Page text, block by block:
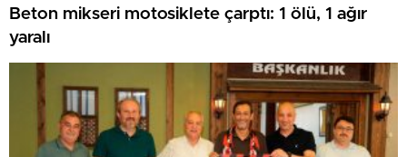
Beton mikseri motosiklete çarptı: 1 ölü, 1 ağır
yaralı